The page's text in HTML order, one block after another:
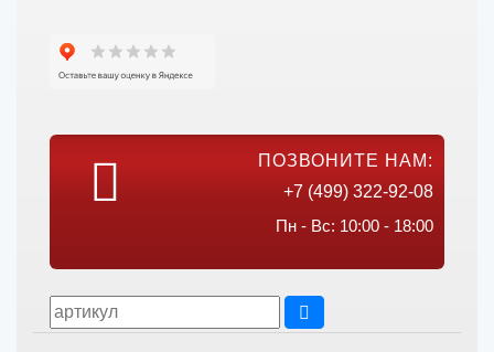
ПОЗВОНИТЕ НАМ:
+7 (499) 322-92-08
Пн - Вс: 10:00 - 18:00